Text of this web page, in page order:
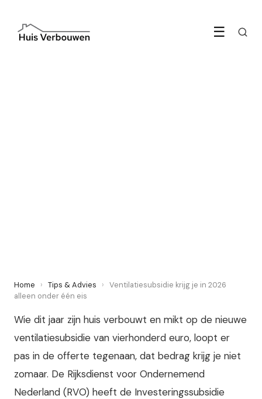
☰
Home › Tips & Advies › Ventilatiesubsidie krijg je in 2026
alleen onder één eis
Wie dit jaar zijn huis verbouwt en mikt op de nieuwe
ventilatiesubsidie van vierhonderd euro, loopt er
pas in de offerte tegenaan, dat bedrag krijg je niet
zomaar. De Rijksdienst voor Ondernemend
Nederland (RVO) heeft de Investeringssubsidie